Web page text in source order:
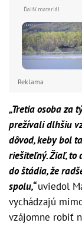
Reklama
„Tretia osoba za
prežívali dlhšiu
dôvod, keby bol
riešiteľný. Žiaľ, to
do štádia, že
spolu,“uviedol
vychádzajú
vzájomne robiť